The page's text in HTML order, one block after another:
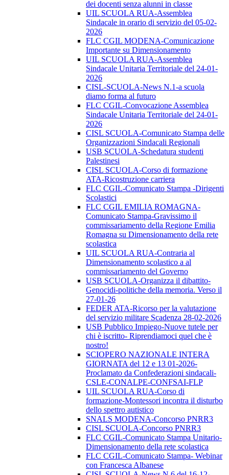
dei docenti senza alunni in classe
UIL SCUOLA RUA-Assemblea
Sindacale in orario di servizio del 05-02-
2026
FLC CGIL MODENA-Comunicazione
Importante su Dimensionamento
UIL SCUOLA RUA-Assemblea
Sindacale Unitaria Territoriale del 24-01-
2026
CISL-SCUOLA-News N.1-a scuola
diamo forma al futuro
FLC CGIL-Convocazione Assemblea
Sindacale Unitaria Territoriale del 24-01-
2026
CISL SCUOLA-Comunicato Stampa delle
Organizzazioni Sindacali Regionali
USB SCUOLA-Schedatura studenti
Palestinesi
CISL SCUOLA-Corso di formazione
ATA-Ricostruzione carriera
FLC CGIL-Comunicato Stampa -Dirigenti
Scolastici
FLC CGIL EMILIA ROMAGNA-
Comunicato Stampa-Gravissimo il
commissariamento della Regione Emilia
Romagna su Dimensionamento della rete
scolastica
UIL SCUOLA RUA-Contraria al
Dimensionamento scolastico a al
commissariamento del Governo
USB SCUOLA-Organizza il dibattito-
Genocidi-politiche della memoria. Verso il
27-01-26
FEDER ATA-Ricorso per la valutazione
del servizio militare Scadenza 28-02-2026
USB Pubblico Impiego-Nuove tutele per
chi è iscritto- Riprendiamoci quel che è
nostro!
SCIOPERO NAZIONALE INTERA
GIORNATA del 12 e 13 01-2026-
Proclamato da Confederazioni sindacali-
CSLE-CONALPE-CONFSAI-FLP
UIL SCUOLA RUA-Corso di
formazione-Montessori incontra il disturbo
dello spettro autistico
SNALS MODENA-Concorso PNRR3
CISL SCUOLA-Concorso PNRR3
FLC CGIL-Comunicato Stampa Unitario-
Dimensionamento della rete scolastica
FLC CGIL-Comunicato Stampa- Webinar
con Francesca Albanese